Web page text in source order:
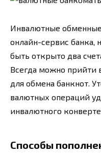
Инвалютные
онлайн-сервис банка,
быть открыто два
Всегда можно прийти
для обмена банкнот.
валютных операций
инвалютного
Способы